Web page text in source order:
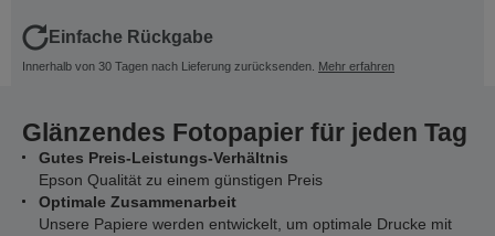
Einfache Rückgabe
Innerhalb von 30 Tagen nach Lieferung zurücksenden. Mehr erfahren
Glänzendes Fotopapier für jeden Tag
Gutes Preis-Leistungs-Verhältnis
Epson Qualität zu einem günstigen Preis
Optimale Zusammenarbeit
Unsere Papiere werden entwickelt, um optimale Drucke mit